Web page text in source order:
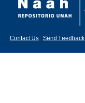
Contact Us Send Feedback